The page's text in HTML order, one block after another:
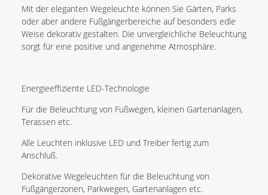
Mit der eleganten Wegeleuchte können Sie Gärten, Parks
oder aber andere Fußgängerbereiche auf besonders edle
Weise dekorativ gestalten. Die unvergleichliche Beleuchtung
sorgt für eine positive und angenehme Atmosphäre.
Energieeffiziente LED-Technologie
Für die Beleuchtung von Fußwegen, kleinen Gartenanlagen,
Terassen etc.
Alle Leuchten inklusive LED und Treiber fertig zum
Anschluß.
Dekorative Wegeleuchten für die Beleuchtung von
Fußgängerzonen, Parkwegen, Gartenanlagen etc.